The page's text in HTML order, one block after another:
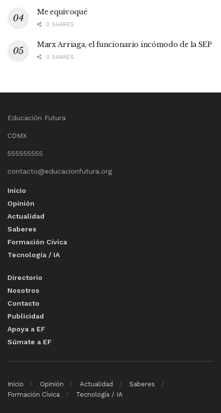
Me equivoqué
0 SHARES
Marx Arriaga, el funcionario incómodo de la SEP
0 SHARES
Educación Futura
CDMX
555555555
contacto@educacionfutura.org
Inicio
Opinión
Actualidad
Saberes
Formación Cívica
Tecnología / IA
Directorio
Nosotros
Contacto
Publicidad
Apoya a EF
Súmate a EF
Inicio Opinión Actualidad
Saberes
Formación Cívica
Tecnología / IA